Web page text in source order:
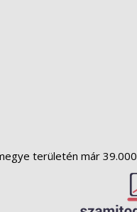
területén már